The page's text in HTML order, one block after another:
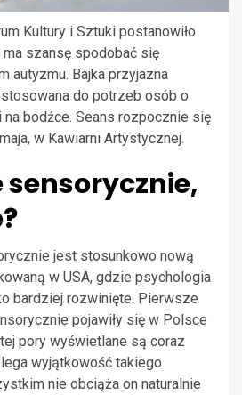
Kultury i Sztuki postanowiło
szansę spodobać się
autyzmu. Bajka przyjazna
do potrzeb osób o
bodźce. Seans rozpocznie się
w Kawiarni Artystycznej.
sensorycznie,
jest stosunkowo nową
w USA, gdzie psychologia
bardziej rozwinięte. Pierwsze
pojawiły się w Polsce
pory wyświetlane są coraz
wyjątkowość takiego
nie obciąża on naturalnie